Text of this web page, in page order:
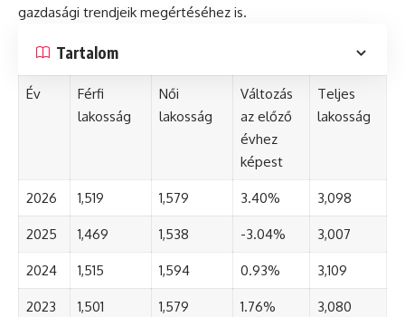
gazdasági trendjeik megértéséhez is.
Tartalom
Év
Férfi
lakosság
Női
lakosság
Változás
az előző
évhez
képest
Teljes
lakosság
2026 1,519 1,579 3.40% 3,098
2025 1,469 1,538 -3.04% 3,007
2024 1,515 1,594 0.93% 3,109
2023 1,501 1,579 1.76% 3,080